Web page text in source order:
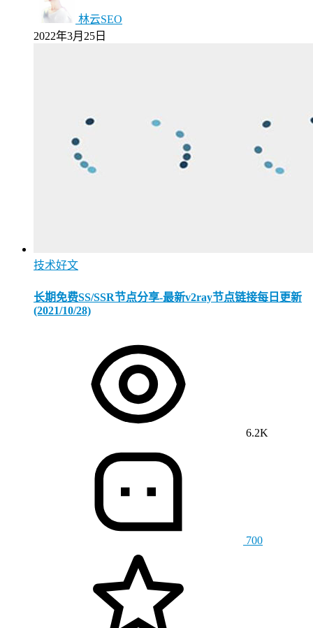
林云SEO
2022年3月25日
技术好文
长期免费SS/SSR节点分享-最新v2ray节点链接每日更新
(2021/10/28)
6.2K
700